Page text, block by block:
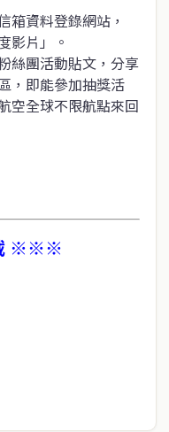
箱資料登錄網站，
影片」。
絲團活動貼文，分享
，即能參加抽獎活
空全球不限航點來回
※※※